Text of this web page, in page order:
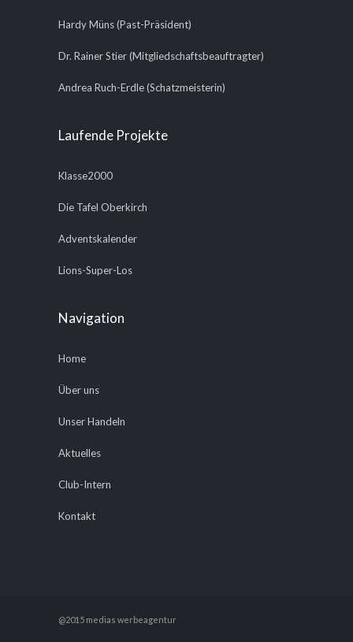
Hardy Müns (Past-Präsident)
Dr. Rainer Stier (Mitgliedschaftsbeauftragter)
Andrea Ruch-Erdle (Schatzmeisterin)
Laufende Projekte
Klasse2000
Die Tafel Oberkirch
Adventskalender
Lions-Super-Los
Navigation
Home
Über uns
Unser Handeln
Aktuelles
Club-Intern
Kontakt
@2015 medias werbeagentur